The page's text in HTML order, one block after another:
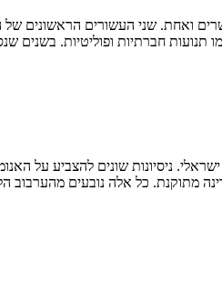
ואחת. שני העשורים הראשונים של
2011. במקביל לאירועים אלו קמו תנועות
ניסיונות שונים להצביע על
מתוקנת. כל אלה נובעים מהערבוב